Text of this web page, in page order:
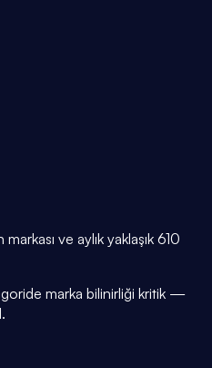
ve aylık yaklaşık 610
marka bilinirliği kritik —